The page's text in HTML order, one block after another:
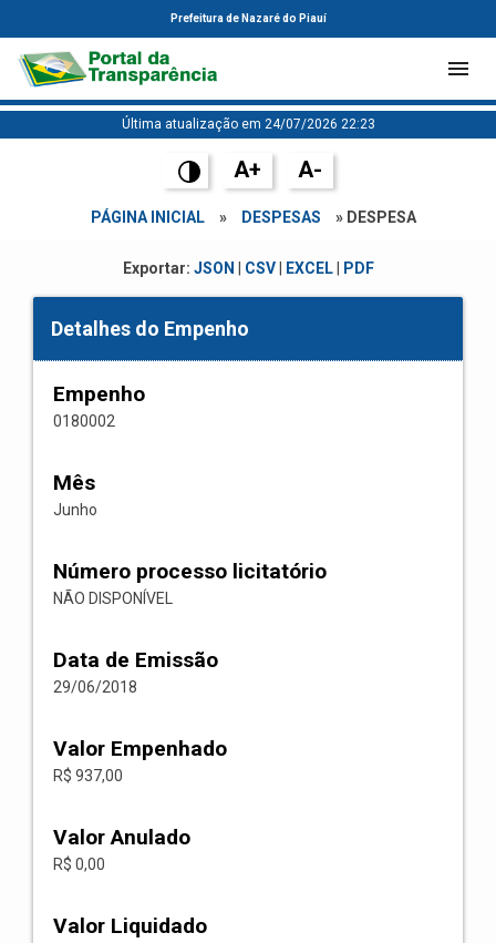
Prefeitura de Nazaré do Piauí
Última atualização em 24/07/2026 22:23
A+ A-
PÁGINA INICIAL » DESPESAS » DESPESA
Exportar: JSON CSV| EXCEL| PDF
Detalhes do Empenho
Empenho
0180002
Mês
Junho
Número processo licitatório
NÃO DISPONÍVEL
Data de Emissão
29/06/2018
Valor Empenhado
R$ 937,00
Valor Anulado
R$ 0,00
Valor Liquidado